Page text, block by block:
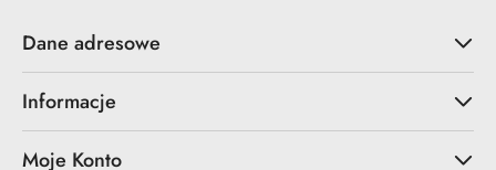
Dane adresowe
Informacje
Moje Konto